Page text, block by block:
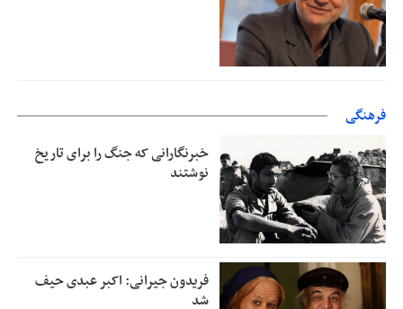
فرهنگی
خبرنگارانی که جنگ را برای تاریخ
نوشتند
فریدون جیرانی: اکبر عبدی حیف
شد